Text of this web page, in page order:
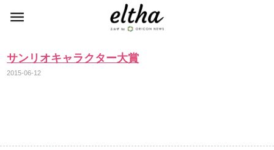
サンリオキャラクター大賞
2015-06-12